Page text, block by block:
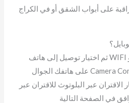
على أبواب الشقق أو في الكراج
يتم اختيار توصيل البلوتوث أو WIFI ثم اختيار توصيل إلى هاتف
جوال ثم تحميل برنامج Camera Connect على هاتفك الجوال
الاقتران عبر البلوتوث للاقتران عبر
في الصفحة التالية